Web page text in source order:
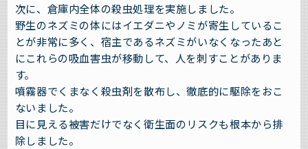
次に、倉庫内全体の殺虫処理を実施しました。
野生のネズミの体にはイエダニやノミが寄生しているこ
とが非常に多く、宿主であるネズミがいなくなったあと
にこれらの吸血害虫が移動して、人を刺すことがありま
す。
噴霧器でくまなく殺虫剤を散布し、徹底的に駆除をおこ
ないました。
目に見える被害だけでなく衛生面のリスクも根本から排
除しました。